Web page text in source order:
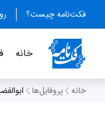
فکت‌نامه چیست؟
خانه
خانه پروفایل‌ها